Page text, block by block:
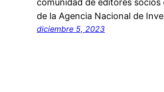
de la Agencia Nacional de
diciembre 5, 2023